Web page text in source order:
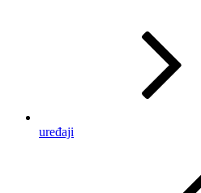
uređaji